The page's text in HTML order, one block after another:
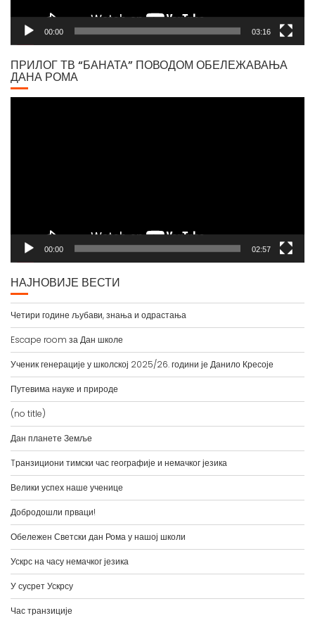
00:00 03:16
ПРИЛОГ ТВ “БАНАТА” ПОВОДОМ ОБЕЛЕЖАВАЊА
ДАНА РОМА
00:00 02:57
НАЈНОВИЈЕ ВЕСТИ
Четири године љубави, знања и одрастања
Escape room за Дан школе
Ученик генерације у школској 2025/26. години је Данило Кресоје
Путевима науке и природе
(no title)
Дан планете Земље
Tранзициони тимски час географије и немачког језика
Велики успех наше ученице
Добродошли прваци!
Обележен Светски дан Рома у нашој школи
Ускрс на часу немачког језика
У сусрет Ускрсу
Час транзиције